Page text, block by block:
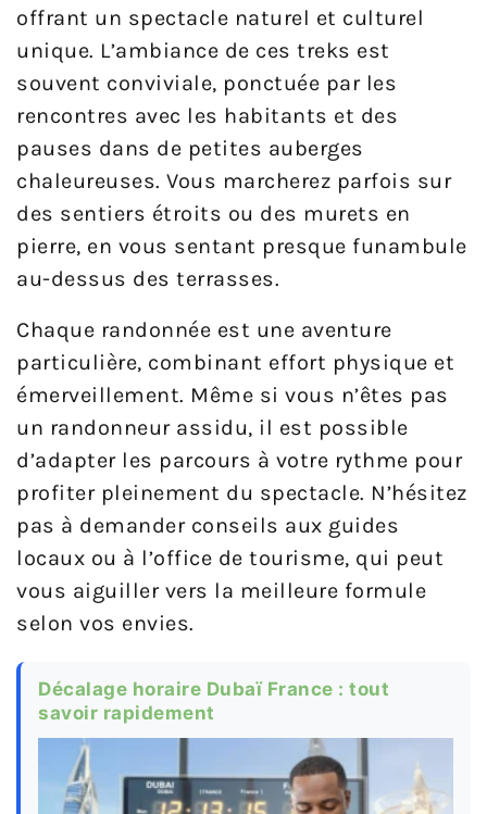
offrant un spectacle naturel et culturel
unique. L’ambiance de ces treks est
souvent conviviale, ponctuée par les
rencontres avec les habitants et des
pauses dans de petites auberges
chaleureuses. Vous marcherez parfois sur
des sentiers étroits ou des murets en
pierre, en vous sentant presque funambule
au-dessus des terrasses.
Chaque randonnée est une aventure
particulière, combinant effort physique et
émerveillement. Même si vous n’êtes pas
un randonneur assidu, il est possible
d’adapter les parcours à votre rythme pour
profiter pleinement du spectacle. N’hésitez
pas à demander conseils aux guides
locaux ou à l’office de tourisme, qui peut
vous aiguiller vers la meilleure formule
selon vos envies.
Décalage horaire Dubaï France : tout
savoir rapidement